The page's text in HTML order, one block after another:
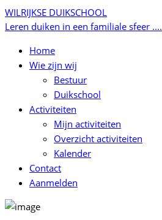
WILRIJKSE DUIKSCHOOL
Leren duiken in een familiale sfeer ....
Home
Wie zijn wij
Bestuur
Duikschool
Activiteiten
Mijn activiteiten
Overzicht activiteiten
Kalender
Contact
Aanmelden